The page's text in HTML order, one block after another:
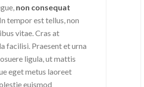
non consequat
tempor est tellus, non
vitae. Cras at
facilisi. Praesent et urna
ligula, ut mattis
eget metus laoreet
euismod